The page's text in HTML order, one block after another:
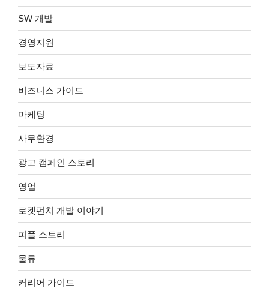
SW 개발
경영지원
보도자료
비즈니스 가이드
마케팅
사무환경
광고 캠페인 스토리
영업
로켓펀치 개발 이야기
피플 스토리
물류
커리어 가이드